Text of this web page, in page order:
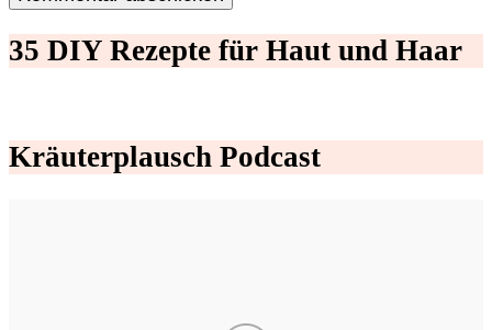
35 DIY Rezepte für Haut und Haar
Kräuterplausch Podcast